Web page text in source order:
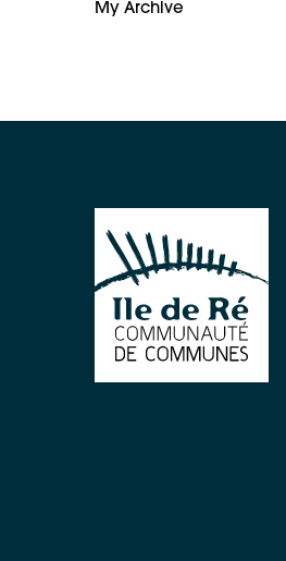
My Archive